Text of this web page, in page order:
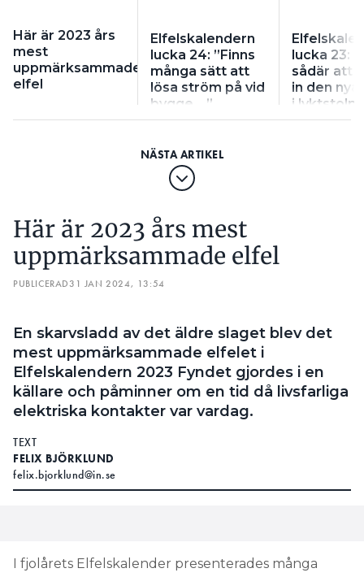
Här är 2023 års
mest
uppmärksammade
elfel
Elfelskalendern
lucka 24: ”Finns
många sätt att
lösa ström på vid
bygge …”
lucka 23:
sådär att
in den nya
i
Här är 2023 års mest
uppmärksammade elfel
PUBLICERAD31 JAN 2024, 13:54
En skarvsladd av det äldre slaget blev det
mest uppmärksammade elfelet i
Elfelskalendern 2023 Fyndet gjordes i en
källare och påminner om en tid då livsfarliga
elektriska kontakter var vardag.
TEXT
FELIX BJÖRKLUND
felix.bjorklund@in.se
I fjolårets Elfelskalender presenterades många